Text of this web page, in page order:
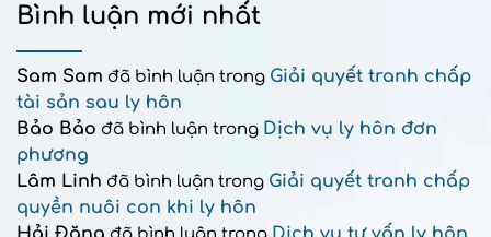
Bình luận mới nhất
Sam Sam đã bình luận trong Giải quyết tranh chấp
tài sản sau ly hôn
Bảo Bảo đã bình luận trong Dịch vụ ly hôn đơn
phương
Lâm Linh đã bình luận trong Giải quyết tranh chấp
quyền nuôi con khi ly hôn